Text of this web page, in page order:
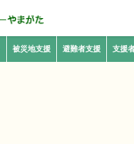
被災地支援 避難者支援 支援